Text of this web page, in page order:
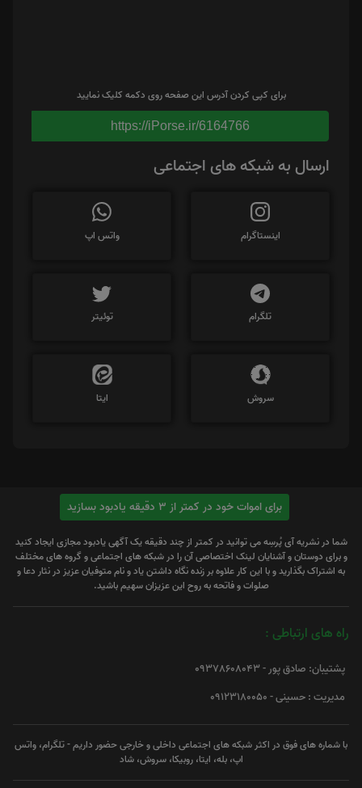
برای کپی کردن آدرس این صفحه روی دکمه کلیک نمایید
https://iPorse.ir/6164766
ارسال به شبکه های اجتماعی
اینستاگرام واتس اپ
تلگرام توئیتر
سروش ایتا
برای اموات خود در کمتر از 3 دقیقه یادبود بسازید
شما در نشریه آی پُرسِه می توانید در کمتر از چند دقیقه یک آگهی یادبود مجازی ایجاد کنید
و برای دوستان و آشنایان لینک اختصاصی آن را در شبکه های اجتماعی و گروه های مختلف
به اشتراک بگذارید و با این کار علاوه بر زنده نگاه داشتن یاد و نام متوفیان عزیز در نثار دعا و
صلوات و فاتحه به روح این عزیزان سهیم باشید.
راه های ارتباطی :
پشتیبان: صادق پور - 09378608043
مدیریت : حسینی - 09123180050
با شماره های فوق در اکثر شبکه های اجتماعی داخلی و خارجی حضور داریم - تلگرام، واتس
اپ، بله، ایتا، روبیکا، سروش، شاد